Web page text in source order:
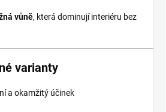
vůně, která dominují interiéru bez
varianty
a okamžitý účinek